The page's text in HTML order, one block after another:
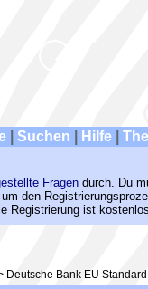
Suchen Hilfe
Fragen durch. Du
den
Registrierung ist
Deutsche Bank EU